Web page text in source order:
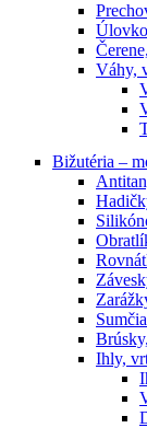
Váhy,
Bižutéria –
Ihly,